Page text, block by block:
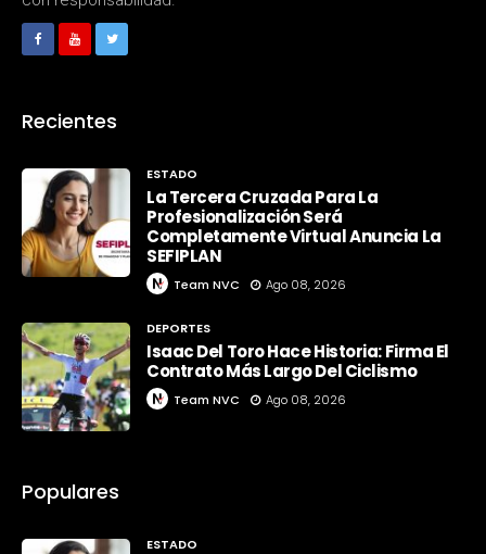
Recientes
ESTADO
La Tercera Cruzada Para La
Profesionalización Será
Completamente Virtual Anuncia La
SEFIPLAN
Team NVC Ago 08, 2026
DEPORTES
Isaac Del Toro Hace Historia: Firma El
Contrato Más Largo Del Ciclismo
Team NVC Ago 08, 2026
Populares
ESTADO